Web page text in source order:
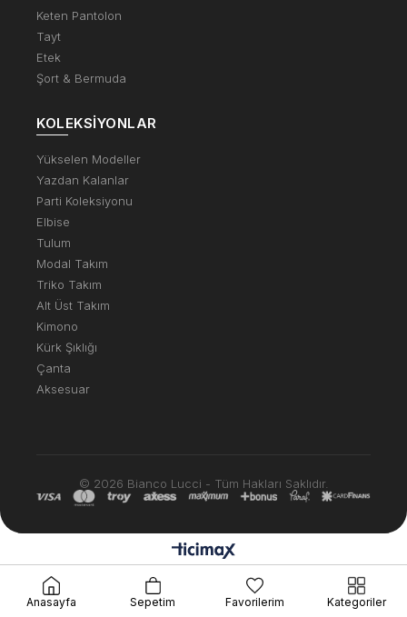
Keten Pantolon
Tayt
Etek
Şort & Bermuda
KOLEKSIYONLAR
Yükselen Modeller
Yazdan Kalanlar
Parti Koleksiyonu
Elbise
Tulum
Modal Takım
Triko Takım
Alt Üst Takım
Kimono
Kürk Şıklığı
Çanta
Aksesuar
© 2026 Bianco Lucci - Tüm Hakları Saklıdır.
Anasayfa Sepetim Favorilerim Kategoriler